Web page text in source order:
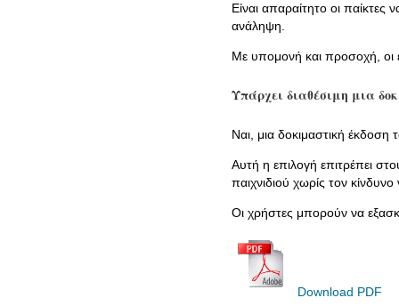
Είναι απαραίτητο οι
ανάληψη.
Με υπομονή και προσοχή, οι
Υπάρχει διαθέσιμη μια
Ναι, μια δοκιμαστική
Αυτή η επιλογή επιτρέπει
παιχνιδιού χωρίς τον
Οι χρήστες μπορούν να
Download PDF